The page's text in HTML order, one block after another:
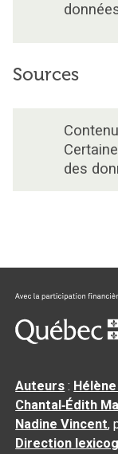
Sources
des
Auteurs :
Chantal‑Édith
Nadine Vincent,
Direction